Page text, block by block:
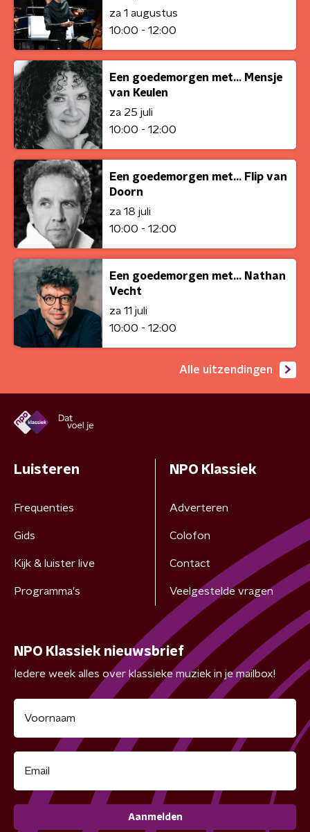
za 1 augustus
10:00 - 12:00
Een goedemorgen met... Mensje
van Keulen
za 25 juli
10:00 - 12:00
Een goedemorgen met... Flip van
Doorn
za 18 juli
10:00 - 12:00
Een goedemorgen met... Nathan
Vecht
za 11 juli
10:00 - 12:00
Alle uitzendingen
Luisteren
Frequenties
Gids
Kijk & luister live
Programma's
NPO Klassiek
Adverteren
Colofon
Contact
Veelgestelde vragen
NPO Klassiek nieuwsbrief
Iedere week alles over klassieke muziek in je mailbox!
Aanmelden